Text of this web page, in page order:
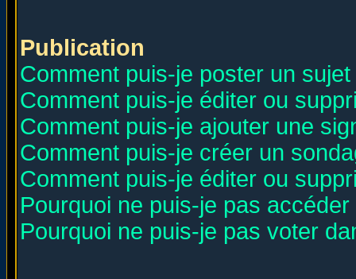
Publication
Comment puis-je poster un
Comment puis-je éditer ou
Comment puis-je ajouter une
Comment puis-je créer un
Comment puis-je éditer ou
Pourquoi ne puis-je pas
Pourquoi ne puis-je pas voter